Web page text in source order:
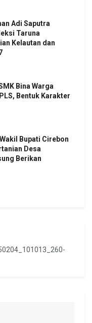
Adi Saputra
Taruna
Kelautan dan
Bina Warga
Bentuk Karakter
Bupati Cirebon
Desa
Berikan